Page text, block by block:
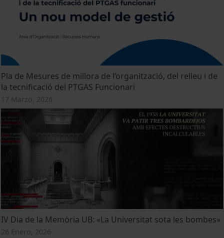
Pla de Mesures de millora de l’organització, del relleu i de
la tecnificació del PTGAS Funcionari
17 Marzo, 2026
IV Dia de la Memòria UB: «La Universitat sota les bombes»
26 Enero, 2026